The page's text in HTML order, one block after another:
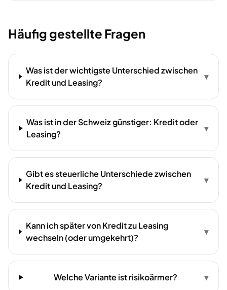
Häufig gestellte Fragen
Was ist der wichtigste Unterschied zwischen
Kredit und Leasing?
▾
Was ist in der Schweiz günstiger: Kredit oder
Leasing?
▾
Gibt es steuerliche Unterschiede zwischen
Kredit und Leasing?
▾
Kann ich später von Kredit zu Leasing
wechseln (oder umgekehrt)?
▾
Welche Variante ist risikoärmer? ▾